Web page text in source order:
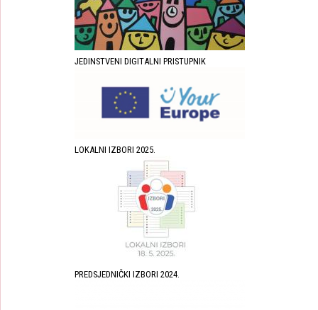
JEDINSTVENI DIGITALNI PRISTUPNIK
LOKALNI IZBORI 2025.
PREDSJEDNIČKI IZBORI 2024.